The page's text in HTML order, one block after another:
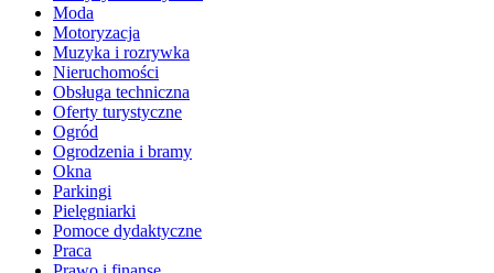
Moda
Motoryzacja
Muzyka i rozrywka
Nieruchomości
Obsługa techniczna
Oferty turystyczne
Ogród
Ogrodzenia i bramy
Okna
Parkingi
Pielęgniarki
Pomoce dydaktyczne
Praca